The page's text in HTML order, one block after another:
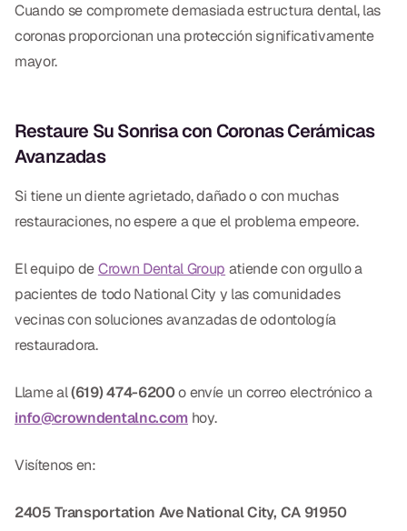
Cuando se compromete demasiada estructura dental, las
coronas proporcionan una protección significativamente
mayor.
Restaure Su Sonrisa con Coronas Cerámicas
Avanzadas
Si tiene un diente agrietado, dañado o con muchas
restauraciones, no espere a que el problema empeore.
El equipo deCrown Dental Group atiende con orgullo a
pacientes de todo National City y las comunidades
vecinas con soluciones avanzadas de odontología
restauradora.
Llame al(619) 474-6200o envíe un correo electrónico a
info@crowndentalnc.comhoy.
Visítenos en:
2405 Transportation Ave National City, CA 91950